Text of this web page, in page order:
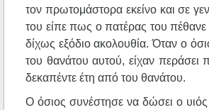
τον πρωτομάστορα εκείνο και σε
του είπε πως ο πατέρας του πέθανε
δίχως εξόδιο ακολουθία. Όταν ο
του θανάτου αυτού, είχαν περάσει
δεκαπέντε έτη από του θανάτου.
Ο όσιος συνέστησε να δώσει ο